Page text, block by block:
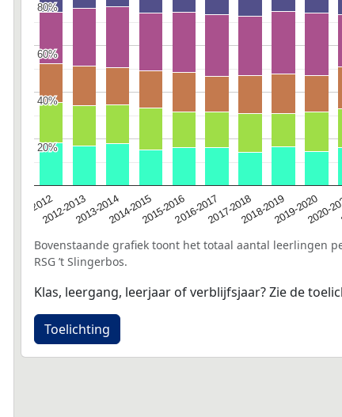
2011-20122012-20132013-20142014-20152015-20162016-20172017-20182018-20192019-20202020-
20%
20%
40%
40%
60%
60%
80%
80%
Bovenstaande grafiek toont het totaal aantal leerlingen
RSG ’t Slingerbos.
Klas, leergang, leerjaar of verblijfsjaar? Zie de
Toelichting